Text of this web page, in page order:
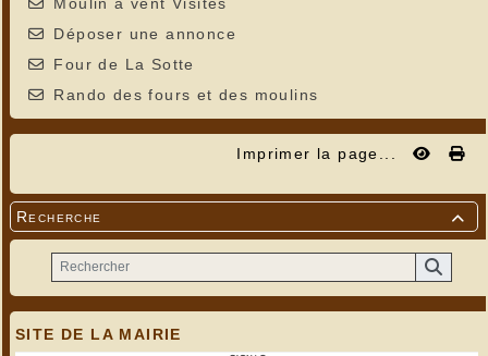
Déposer une annonce
Four de La Sotte
Rando des fours et des moulins
Imprimer la page...

Recherche
SITE DE LA MAIRIE